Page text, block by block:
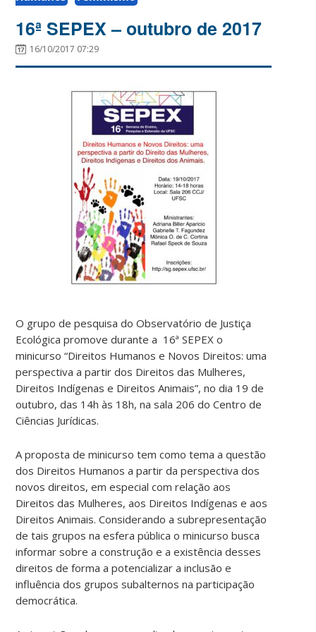
16ª SEPEX – outubro de 2017
16/10/2017 07:29
O grupo de pesquisa do Observatório de Justiça
Ecológica promove durante a 16ª SEPEX o
minicurso “Direitos Humanos e Novos Direitos: uma
perspectiva a partir dos Direitos das Mulheres,
Direitos Indígenas e Direitos Animais”, no dia 19 de
outubro, das 14h às 18h, na sala 206 do Centro de
Ciências Jurídicas.
A proposta de minicurso tem como tema a questão
dos Direitos Humanos a partir da perspectiva dos
novos direitos, em especial com relação aos
Direitos das Mulheres, aos Direitos Indígenas e aos
Direitos Animais. Considerando a subrepresentação
de tais grupos na esfera pública o minicurso busca
informar sobre a construção e a existência desses
direitos de forma a potencializar a inclusão e
influência dos grupos subalternos na participação
democrática.